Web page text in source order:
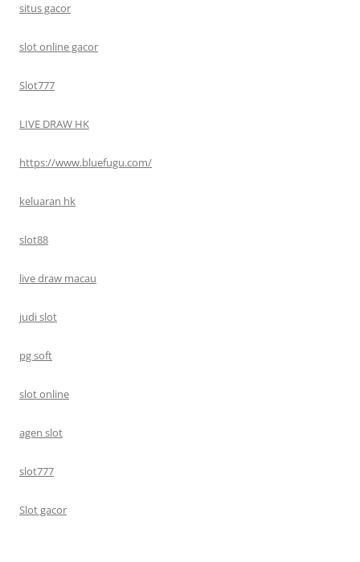
situs gacor
slot online gacor
Slot777
LIVE DRAW HK
https://www.bluefugu.com/
keluaran hk
slot88
live draw macau
judi slot
pg soft
slot online
agen slot
slot777
Slot gacor